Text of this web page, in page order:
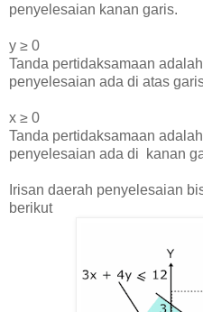
penyelesaian kanan garis.
y ≥ 0
Tanda pertidaksamaan
penyelesaian ada di atas
x ≥ 0
Tanda pertidaksamaan
penyelesaian ada di kanan
Irisan daerah penyelesaian
berikut